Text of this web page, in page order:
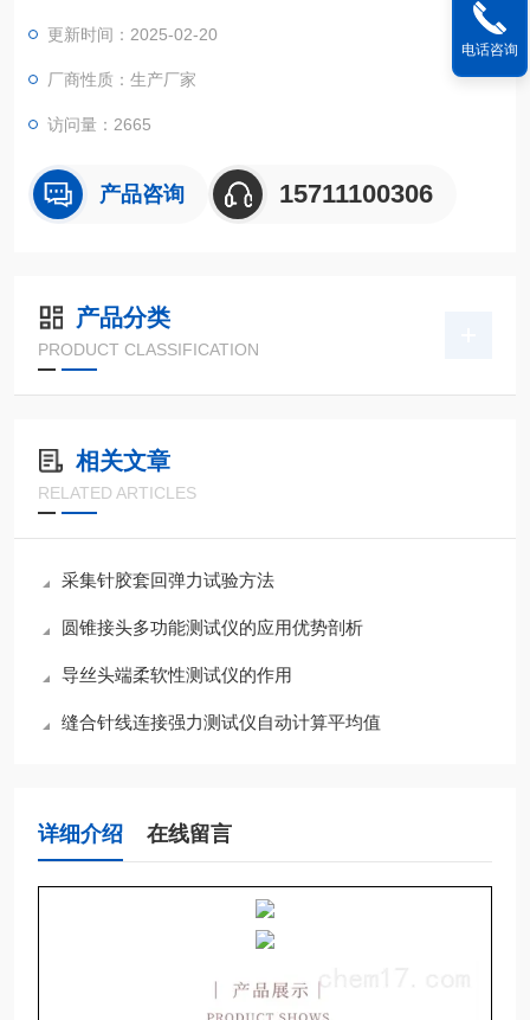
更新时间：2025-02-20
厂商性质：生产厂家
访问量：2665
产品咨询 15711100306
产品分类
PRODUCT CLASSIFICATION
相关文章
RELATED ARTICLES
采集针胶套回弹力试验方法
圆锥接头多功能测试仪的应用优势剖析
导丝头端柔软性测试仪的作用
缝合针线连接强力测试仪自动计算平均值
详细介绍 在线留言
电话咨询